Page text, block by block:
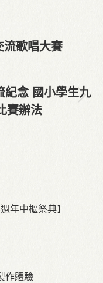
流歌唱大賽
紀念 國小學生九
賽辦法
年中樞祭典】
作體驗